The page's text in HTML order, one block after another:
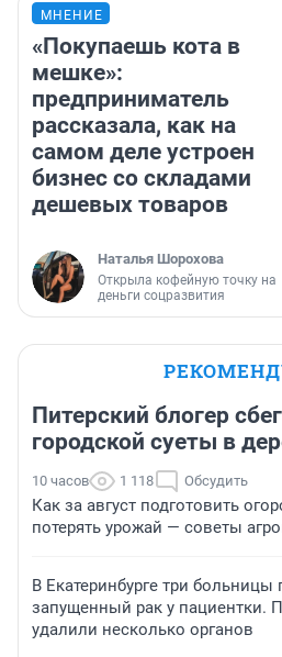
МНЕНИЕ
«Покупаешь кота в
мешке»:
предприниматель
рассказала, как на
самом деле устроен
бизнес со складами
дешевых товаров
Наталья Шорохова
Открыла кофейную точку на
деньги соцразвития
Питерский блогер
городской суеты в
10 часов 1 118 Обсудить
Как за август подготовить
потерять урожай — советы
В Екатеринбурге три больницы
запущенный рак у пациентки.
удалили несколько органов